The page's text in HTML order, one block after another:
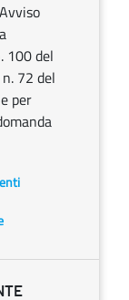
100 del
72 del
per